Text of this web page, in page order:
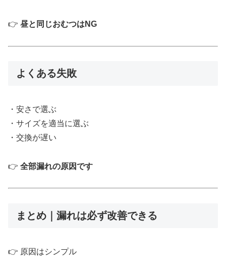
👉 昼と同じおむつはNG
よくある失敗
・安さで選ぶ
・サイズを適当に選ぶ
・交換が遅い
👉 全部漏れの原因です
まとめ｜漏れは必ず改善できる
👉 原因はシンプル